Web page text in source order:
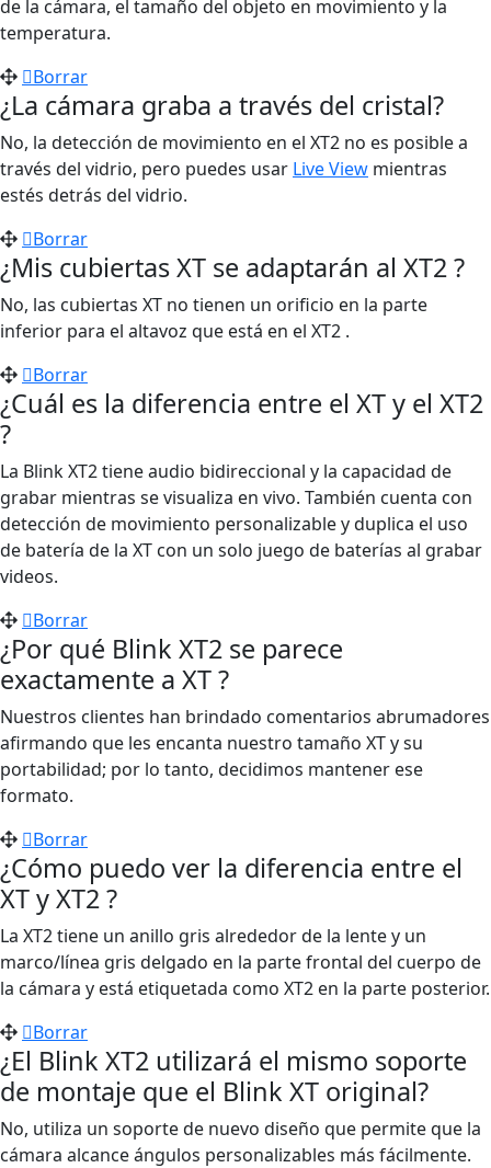
de la cámara, el tamaño del objeto en movimiento y la
temperatura.
Borrar
¿La cámara graba a través del cristal?
No, la detección de movimiento en el XT2 no es posible a
través del vidrio, pero puedes usar Live View mientras
estés detrás del vidrio.
Borrar
¿Mis cubiertas XT se adaptarán al XT2 ?
No, las cubiertas XT no tienen un orificio en la parte
inferior para el altavoz que está en el XT2 .
Borrar
¿Cuál es la diferencia entre el XT y el XT2
?
La Blink XT2 tiene audio bidireccional y la capacidad de
grabar mientras se visualiza en vivo. También cuenta con
detección de movimiento personalizable y duplica el uso
de batería de la XT con un solo juego de baterías al grabar
videos.
Borrar
¿Por qué Blink XT2 se parece
exactamente a XT ?
Nuestros clientes han brindado comentarios abrumadores
afirmando que les encanta nuestro tamaño XT y su
portabilidad; por lo tanto, decidimos mantener ese
formato.
Borrar
¿Cómo puedo ver la diferencia entre el
XT y XT2 ?
La XT2 tiene un anillo gris alrededor de la lente y un
marco/línea gris delgado en la parte frontal del cuerpo de
la cámara y está etiquetada como XT2 en la parte posterior.
Borrar
¿El Blink XT2 utilizará el mismo soporte
de montaje que el Blink XT original?
No, utiliza un soporte de nuevo diseño que permite que la
cámara alcance ángulos personalizables más fácilmente.